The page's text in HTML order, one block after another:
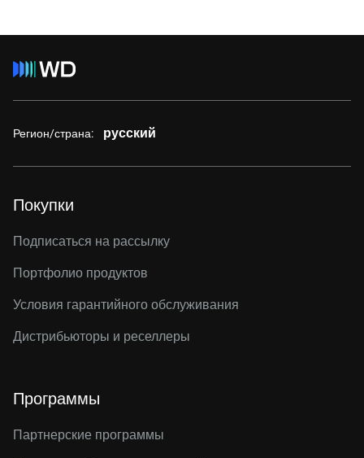
Регион/страна: русский
Покупки
Подписаться на рассылку
Портфолио продуктов
Условия гарантийного обслуживания
Дистрибьюторы и реселлеры
Программы
Партнерские программы